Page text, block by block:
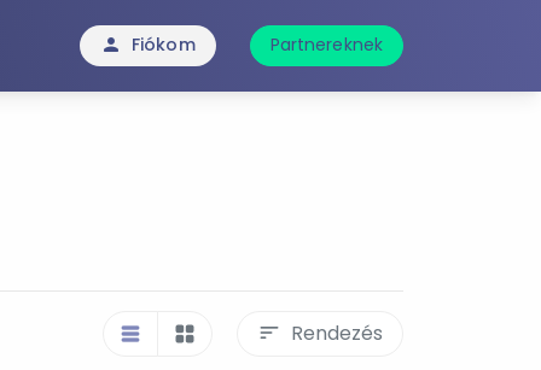
person Fiókom Partnereknek
table_rows grid_view sort Rendezés